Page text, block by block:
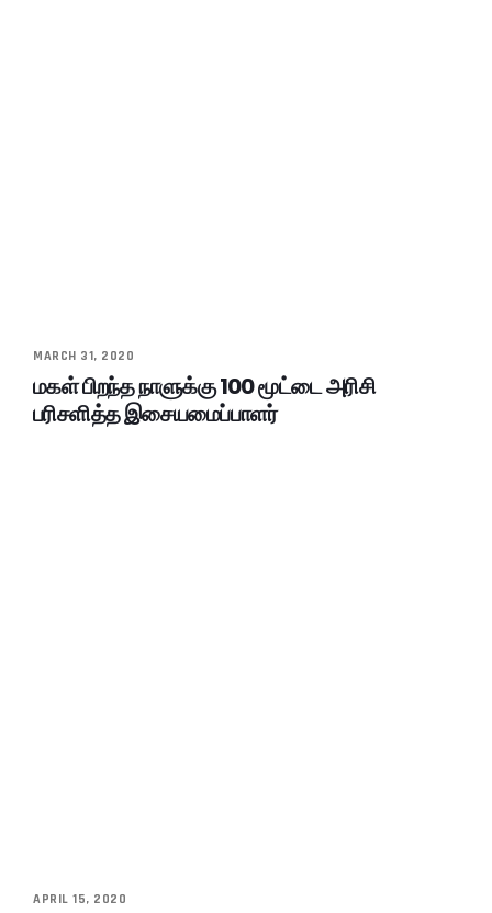
MARCH 31, 2020
மகள் பிறந்த நாளுக்கு 100 மூட்டை அரிசி
பரிசளித்த இசையமைப்பாளர்
APRIL 15, 2020